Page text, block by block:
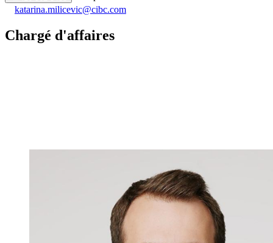
katarina.milicevic@cibc.com
Chargé d'affaires